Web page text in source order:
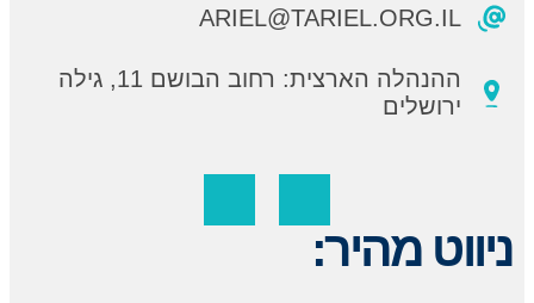
ARIEL@TARIEL.ORG.IL
ההנהלה הארצית: רחוב הבושם 11, גילה
ירושלים
ניווט מהיר: